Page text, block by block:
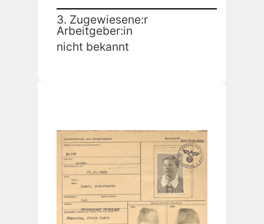
3. Zugewiesene:r
Arbeitgeber:in
nicht bekannt